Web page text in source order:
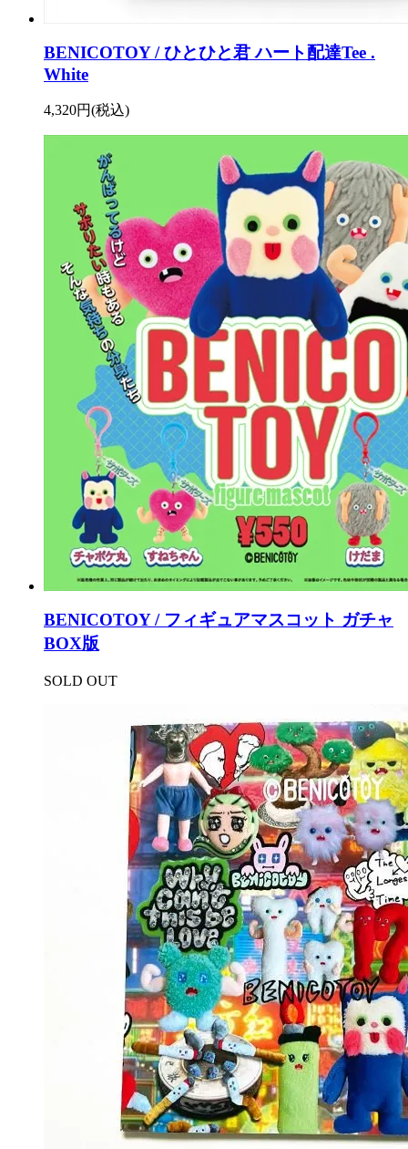
BENICOTOY / ひとひと君 ハート配達Tee .
White
4,320円(税込)
BENICOTOY / フィギュアマスコット ガチャ
BOX版
SOLD OUT